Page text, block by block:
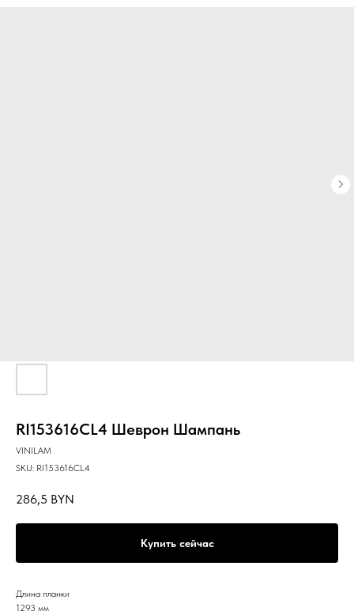
RI153616CL4 Шеврон Шампань
VINILAM
SKU: RI153616CL4
286,5 BYN
Купить сейчас
Длина планки
1293 мм